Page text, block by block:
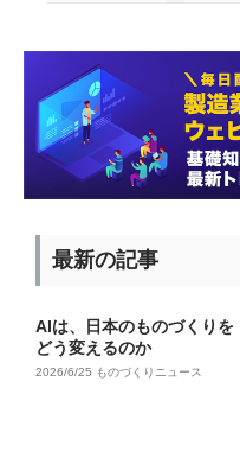
最新の記事
AIは、日本のものづくりを
どう変えるのか
2026/6/25 ものづくりニュース